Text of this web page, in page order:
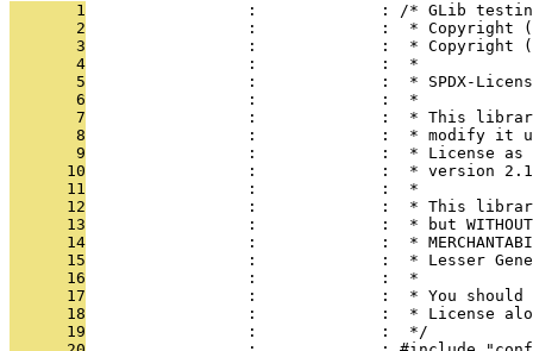
       1
:             : /* GLib
       2
:             :  * Copyright
       3
:             :  * Copyright
       4
                 :             :  *
       5
:             :  * SPDX-
       6
                 :             :  *
       7
:             :  * This
       8
:             :  * modify it
       9
:             :  * License
      10
:             :  * version
      11
                 :             :  *
      12
:             :  * This
      13
:             :  * but
      14
:             :  *
      15
:             :  * Lesser
      16
                 :             :  *
      17
:             :  * You
      18
:             :  * License
      19
                 :             :  */